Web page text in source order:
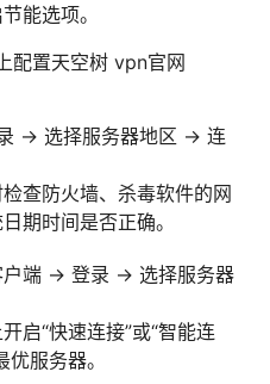
能选项。
配置天空树 vpn官网
→ 选择服务器地区 → 连
查防火墙、杀毒软件的网
期时间是否正确。
户端 → 登录 → 选择服务器
启“快速连接”或“智能连
服务器。